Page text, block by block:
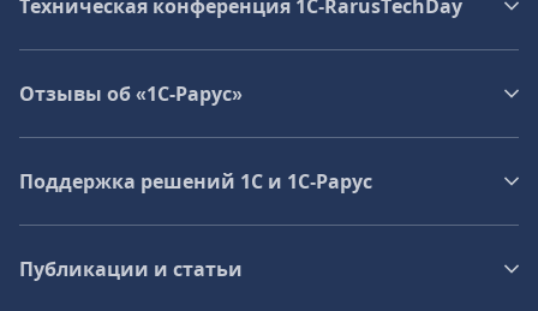
Техническая конференция 1C‑RarusTechDay
Отзывы об «1С-Рарус»
Поддержка решений 1С и 1С‑Рарус
Публикации и статьи